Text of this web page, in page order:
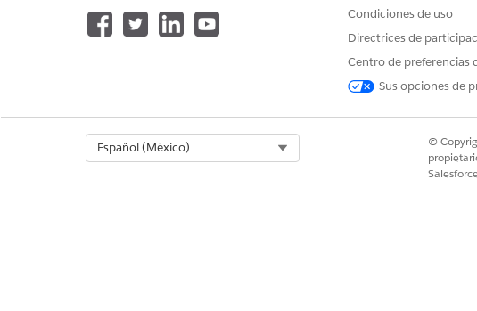
Aplicación cliente externa
Condiciones de uso
Directrices de
Centro de preferencias
Sus opciones de
Español (México)
©